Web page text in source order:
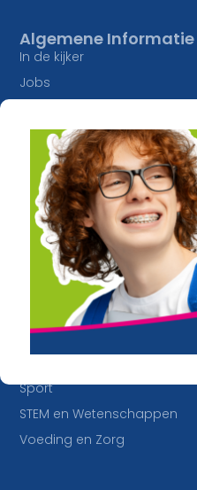
Lesaanbod
Algemene vorming
Creatief
Constructie en Techniek
Economie en Maatschappij
Sport
STEM en Wetenschappen
Voeding en Zorg
Algemene Informatie
In de kijker
Jobs
Inschrijvingen